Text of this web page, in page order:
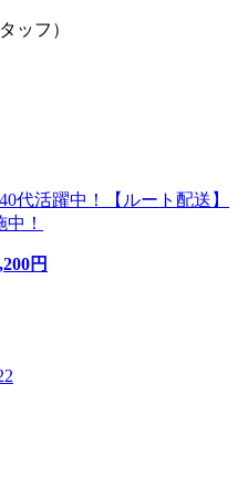
ッフ）
代活躍中！【ルート配送】
！
円